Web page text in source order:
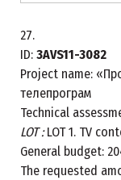
27.
ID: 3AVS11-3082
Project name:
телепрограм
Technical
LOT :LOT 1. TV
General budget:
The requested